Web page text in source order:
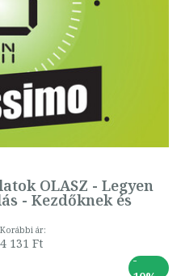
OLASZ - Legyen
- Kezdőknek és
Korábbi ár:
4 131 Ft
-